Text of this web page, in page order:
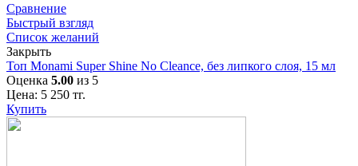
Сравнение
Быстрый взгляд
Список желаний
Закрыть
Топ Monami Super Shine No Cleance, без липкого слоя, 15 мл
Оценка 5.00 из 5
Цена: 5 250 тг.
Купить